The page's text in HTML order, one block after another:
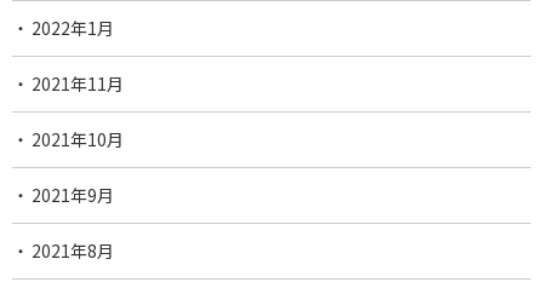
2022年1月
2021年11月
2021年10月
2021年9月
2021年8月